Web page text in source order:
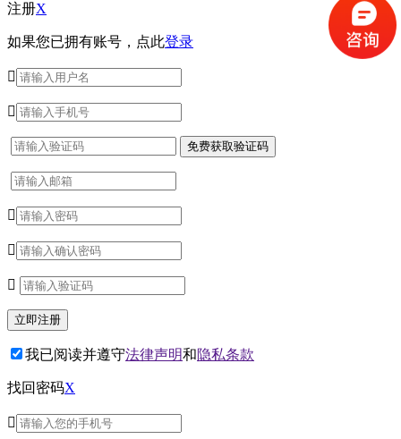
注册X
如果您已拥有账号，点此登录





我已阅读并遵守法律声明和隐私条款
找回密码X
